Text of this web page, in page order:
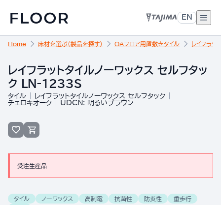
EN
Home 床材を選ぶ（製品を探す） OAフロア用置敷きタイル レイフラッ
レイフラットタイルノーワックス セルフタッ
ク LN-1233S
タイル
レイフラットタイルノーワックス セルフタック
チェロキオーク
UDCN: 明るいブラウン
受注生産品
タイル ノーワックス 高制電 抗菌性 防炎性
重歩行